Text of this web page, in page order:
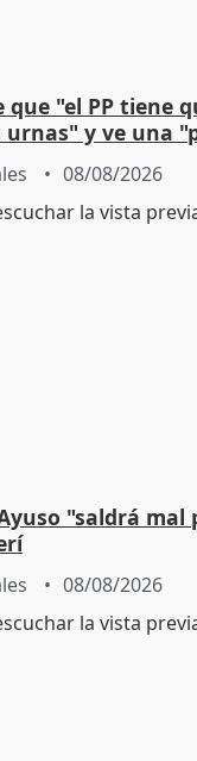
"el PP tiene
urnas" y ve una
08/08/2026
"saldrá mal
08/08/2026